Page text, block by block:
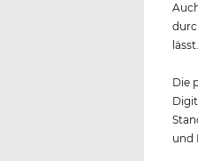
lässt.
Die
und